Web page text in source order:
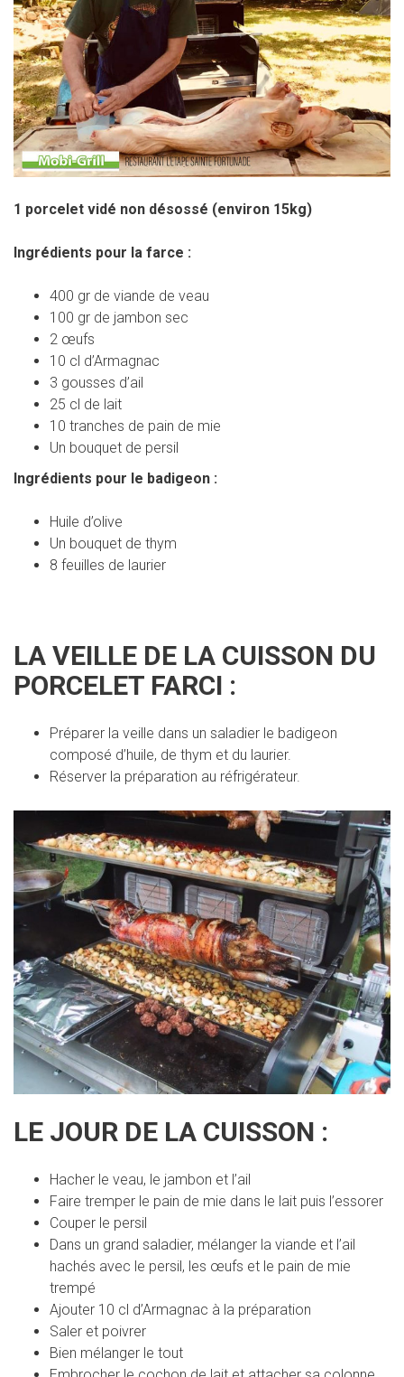
1 porcelet vidé non désossé (environ 15kg)
Ingrédients pour la farce :
400 gr de viande de veau
100 gr de jambon sec
2 œufs
10 cl d’Armagnac
3 gousses d’ail
25 cl de lait
10 tranches de pain de mie
Un bouquet de persil
Ingrédients pour le badigeon :
Huile d’olive
Un bouquet de thym
8 feuilles de laurier
LA VEILLE DE LA CUISSON DU
PORCELET FARCI :
Préparer la veille dans un saladier le badigeon
composé d’huile, de thym et du laurier.
Réserver la préparation au réfrigérateur.
LE JOUR DE LA CUISSON :
Hacher le veau, le jambon et l’ail
Faire tremper le pain de mie dans le lait puis l’essorer
Couper le persil
Dans un grand saladier, mélanger la viande et l’ail
hachés avec le persil, les œufs et le pain de mie
trempé
Ajouter 10 cl d’Armagnac à la préparation
Saler et poivrer
Bien mélanger le tout